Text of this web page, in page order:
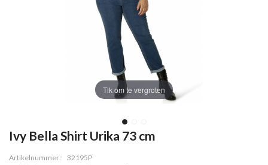
Tik om te vergroten
Ivy Bella Shirt Urika 73 cm
Artikelnummer:
32195P